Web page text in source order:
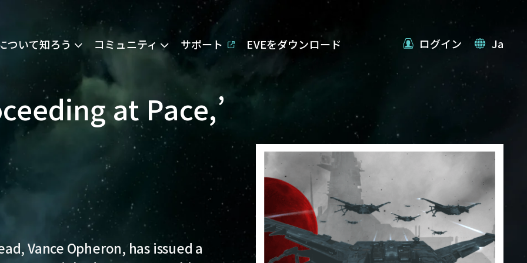
ついて知ろう コミュニティ サポート EVEをダウンロード ログイン Ja
at Pace,’
Vance Opheron, has issued a